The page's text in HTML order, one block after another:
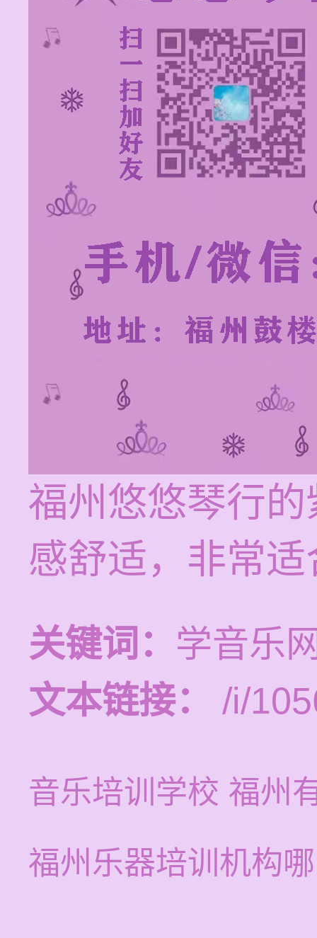
福州悠悠琴行
感舒适，非常
关键词： 学音乐
文本链接：
/i/
音乐培训学校 福州
福州乐器培训机构